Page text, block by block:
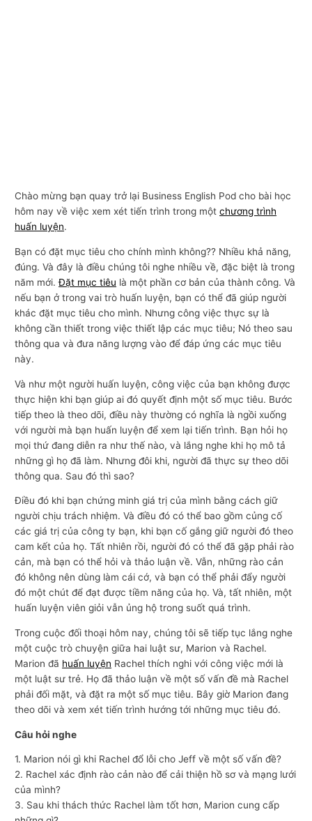
Chào mừng bạn quay trở lại Business English Pod cho bài học
hôm nay về việc xem xét tiến trình trong mộtchương trình
huấn luyện.
Bạn có đặt mục tiêu cho chính mình không?? Nhiều khả năng,
đúng. Và đây là điều chúng tôi nghe nhiều về, đặc biệt là trong
năm mới.Đặt mục tiêu là một phần cơ bản của thành công. Và
nếu bạn ở trong vai trò huấn luyện, bạn có thể đã giúp người
khác đặt mục tiêu cho mình. Nhưng công việc thực sự là
không cần thiết trong việc thiết lập các mục tiêu; Nó theo sau
thông qua và đưa năng lượng vào để đáp ứng các mục tiêu
này.
Và như một người huấn luyện, công việc của bạn không được
thực hiện khi bạn giúp ai đó quyết định một số mục tiêu. Bước
tiếp theo là theo dõi, điều này thường có nghĩa là ngồi xuống
với người mà bạn huấn luyện để xem lại tiến trình. Bạn hỏi họ
mọi thứ đang diễn ra như thế nào, và lắng nghe khi họ mô tả
những gì họ đã làm. Nhưng đôi khi, người đã thực sự theo dõi
thông qua. Sau đó thì sao?
Điều đó khi bạn chứng minh giá trị của mình bằng cách giữ
người chịu trách nhiệm. Và điều đó có thể bao gồm củng cố
các giá trị của công ty bạn, khi bạn cố gắng giữ người đó theo
cam kết của họ. Tất nhiên rồi, người đó có thể đã gặp phải rào
cản, mà bạn có thể hỏi và thảo luận về. Vẫn, những rào cản
đó không nên dùng làm cái cớ, và bạn có thể phải đẩy người
đó một chút để đạt được tiềm năng của họ. Và, tất nhiên, một
huấn luyện viên giỏi vẫn ủng hộ trong suốt quá trình.
Trong cuộc đối thoại hôm nay, chúng tôi sẽ tiếp tục lắng nghe
một cuộc trò chuyện giữa hai luật sư, Marion và Rachel.
Marion đã huấn luyện Rachel thích nghi với công việc mới là
một luật sư trẻ. Họ đã thảo luận về một số vấn đề mà Rachel
phải đối mặt, và đặt ra một số mục tiêu. Bây giờ Marion đang
theo dõi và xem xét tiến trình hướng tới những mục tiêu đó.
Câu hỏi nghe
1. Marion nói gì khi Rachel đổ lỗi cho Jeff về một số vấn đề?
2. Rachel xác định rào cản nào để cải thiện hồ sơ và mạng lưới
của mình?
3. Sau khi thách thức Rachel làm tốt hơn, Marion cung cấp